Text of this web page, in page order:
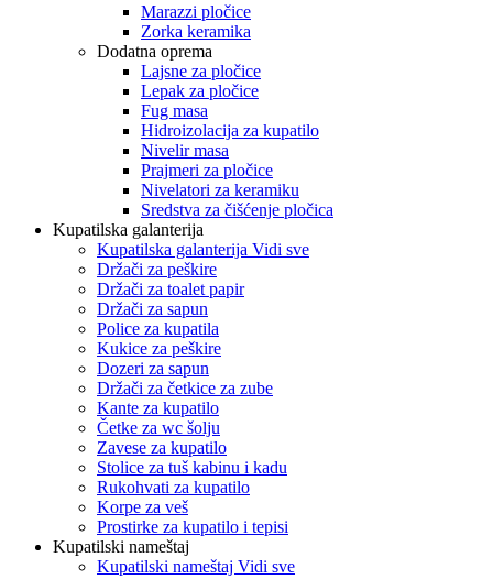
Marazzi pločice
Zorka keramika
Dodatna oprema
Lajsne za pločice
Lepak za pločice
Fug masa
Hidroizolacija za kupatilo
Nivelir masa
Prajmeri za pločice
Nivelatori za keramiku
Sredstva za čišćenje pločica
Kupatilska galanterija
Kupatilska galanterija Vidi sve
Držači za peškire
Držači za toalet papir
Držači za sapun
Police za kupatila
Kukice za peškire
Dozeri za sapun
Držači za četkice za zube
Kante za kupatilo
Četke za wc šolju
Zavese za kupatilo
Stolice za tuš kabinu i kadu
Rukohvati za kupatilo
Korpe za veš
Prostirke za kupatilo i tepisi
Kupatilski nameštaj
Kupatilski nameštaj Vidi sve